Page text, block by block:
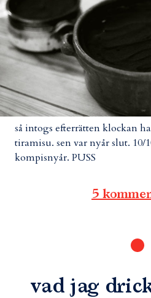
så intogs efterrätten klockan
tiramisu. sen var nyår slut. 10/
kompisnyår. PUSS
5
vad jag